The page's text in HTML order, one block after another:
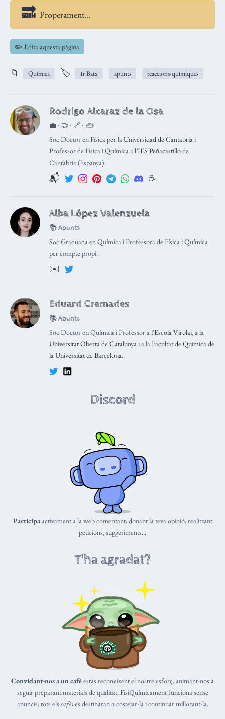
Properament…
✏️ Edita aquesta pàgina
📁 Química 🏷️ 1r Batx apunts reaccions-químiques
Rodrigo Alcaraz de la Osa
💼 · 🤝 · 🔗 · ✍️
Soc Doctor en Física per laUniversidad de Cantabriai
Professor de Física i Química al’IES Peñacastillode
Cantàbria (Espanya).
📬 ☕️
Alba López Valenzuela
📚 Apunts
Soc Graduada en Química i Professora de Física i Química
per compte propi.
✉️
Eduard Cremades
📚 Apunts
Soc Doctor en Química i Professor al’Escola Virolai, a la
Universitat Oberta de Catalunyai a laFacultat de Química de
la Universitat de Barcelona.
Discord
Participaactivament a la web comentant, donant la teva opinió, realitzant
peticions, suggeriments...
T'ha agradat?
Convidant-nos a un cafèestàs reconeixent el nostre esforç, animant-nos a
seguir preparant materials de qualitat. FisiQuímicament funciona sense
anuncis; tots els cafèses destinaran a costejar-la i continuar millorant-la.